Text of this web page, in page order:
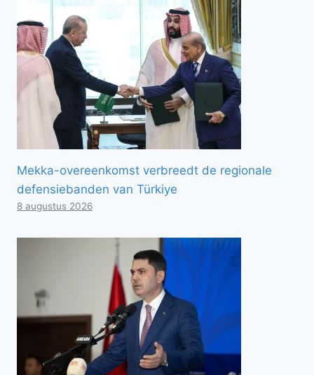
Mekka-overeenkomst verbreedt de regionale
defensiebanden van Türkiye
8 augustus 2026